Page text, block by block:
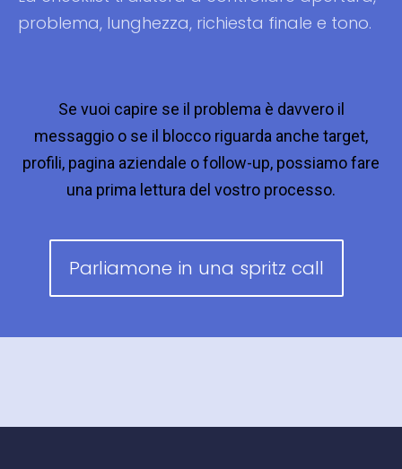
problema, lunghezza, richiesta finale e tono.
Se vuoi capire se il problema è davvero il
messaggio o se il blocco riguarda anche target,
profili, pagina aziendale o follow-up, possiamo fare
una prima lettura del vostro processo.
Parliamone in una spritz call